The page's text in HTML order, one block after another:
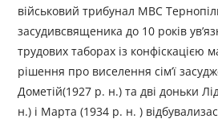
військовий трибунал МВС
засудивсвященика до 10 років
трудових таборах із конфіскацією
рішення про виселення сім’ї
Дометій(1927 р. н.) та дві доньки
н.) і Марта (1934 р. н. )